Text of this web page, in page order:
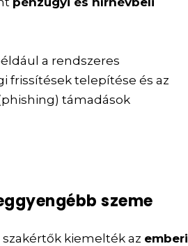
a rendszeres
frissítések telepítése és az
támadások
szeme
kiemelték az emberi